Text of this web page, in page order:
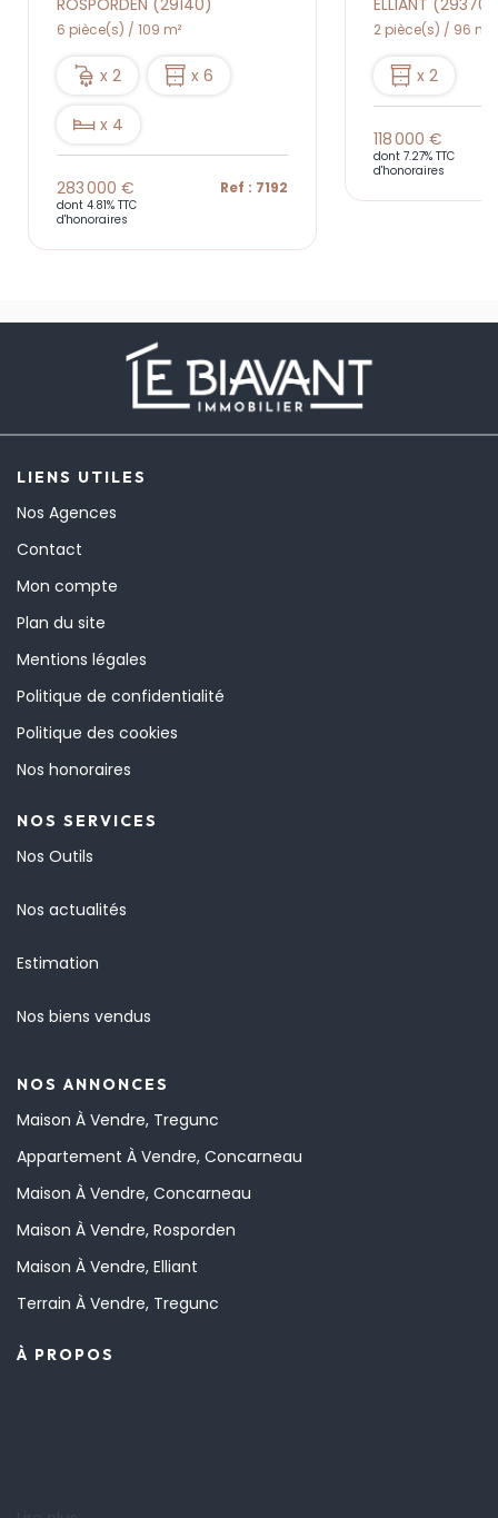
ROSPORDEN (29140)
6 pièce(s) / 109 m²
x 2 x 6
x 4
283 000 €
dont 4.81% TTC
d'honoraires
Ref : 7192
ELLIANT (29370)
2 pièce(s) / 96 m²
x 2
118 000 €
dont 7.27% TTC
d'honoraires
LIENS UTILES
Nos Agences
Contact
Mon compte
Plan du site
Mentions légales
Politique de confidentialité
Politique des cookies
Nos honoraires
NOS SERVICES
Nos Outils
Nos actualités
Estimation
Nos biens vendus
NOS ANNONCES
Maison À Vendre, Tregunc
Appartement À Vendre, Concarneau
Maison À Vendre, Concarneau
Maison À Vendre, Rosporden
Maison À Vendre, Elliant
Terrain À Vendre, Tregunc
À PROPOS